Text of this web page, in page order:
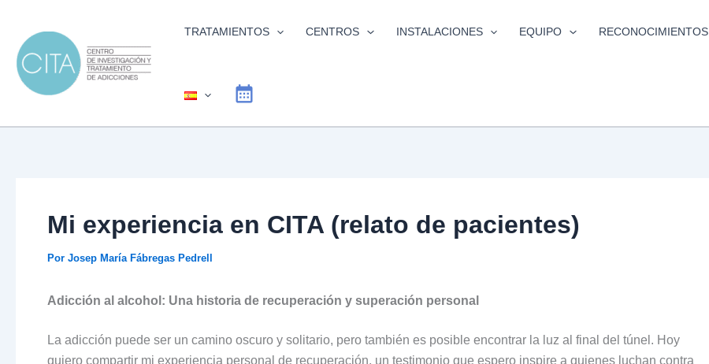
contenido
TRATAMIENTOS CENTROS INSTALACIONES EQUIPO RECONOCIMIENTOS
Mi experiencia en CITA (relato de pacientes)
Por Josep María Fábregas Pedrell
Adicción al alcohol: Una historia de recuperación y superación personal
La adicción puede ser un camino oscuro y solitario, pero también es posible encontrar la luz al final del túnel. Hoy
quiero compartir mi experiencia personal de recuperación, un testimonio que espero inspire a quienes luchan contra